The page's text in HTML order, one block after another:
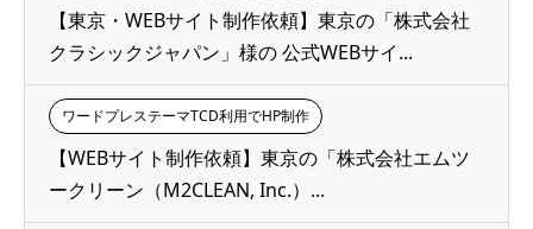
【東京・WEBサイト制作依頼】東京の「株式会社
クラシックジャパン」様の 公式WEBサイ...
ワードプレステーマTCD利用でHP制作
【WEBサイト制作依頼】東京の「株式会社エムツ
ークリーン（M2CLEAN, Inc.）...